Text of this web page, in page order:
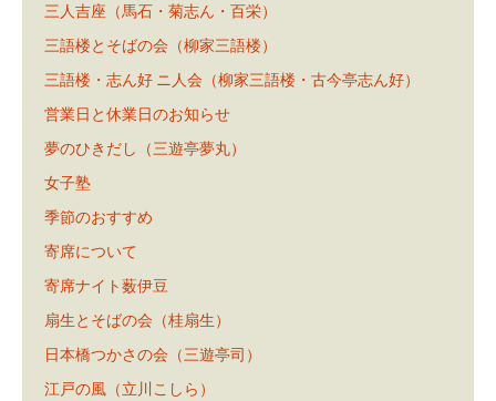
三人吉座（馬石・菊志ん・百栄）
三語楼とそばの会（柳家三語楼）
三語楼・志ん好 ニ人会（柳家三語楼・古今亭志ん好）
営業日と休業日のお知らせ
夢のひきだし（三遊亭夢丸）
女子塾
季節のおすすめ
寄席について
寄席ナイト薮伊豆
扇生とそばの会（桂扇生）
日本橋つかさの会（三遊亭司）
江戸の風（立川こしら）